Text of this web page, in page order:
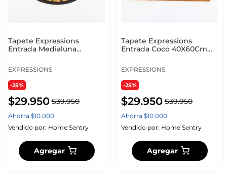
Tapete Expressions
Entrada Medialuna
Rb 1
EXPRESSIONS
-25%
$29.950 $39.950
Ahorra $10.000
Vendido por: Home Sentry
Agregar
Tapete Expressions
Entrada Coco 40X60Cm
EXPRESSIONS
-25%
$29.950 $39.950
Ahorra $10.000
Vendido por: Home Sentry
Agregar